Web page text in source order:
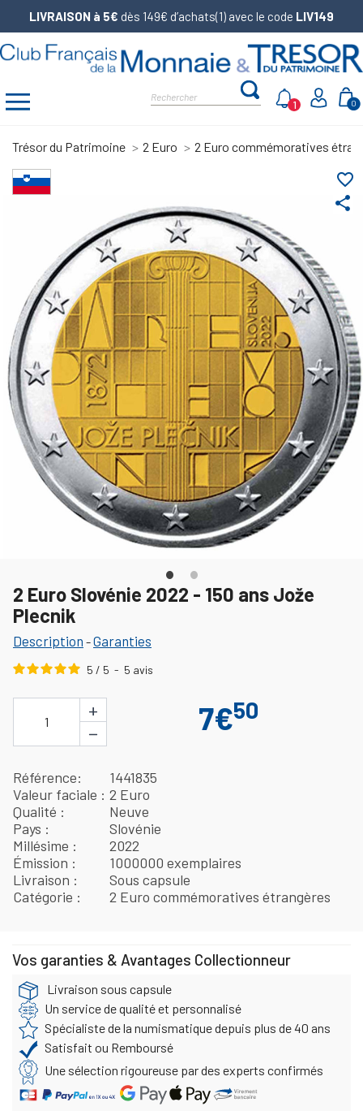
LIVRAISON à 5€ dès 149€ d’achats(1) avec le code LIV149
0
1
Trésor du Patrimoine 2 Euro 2 Euro commémoratives
share
favorite_border
2 Euro Slovénie 2022 - 150 ans Jože
Plecnik
Description -Garanties
5 / 5 - 5 avis
1
+
−
7€50
Référence
1441835
Valeur faciale
2 Euro
Qualité
Neuve
Pays
Slovénie
Millésime
2022
Émission
1000000 exemplaires
Livraison
Sous capsule
Catégorie
2 Euro commémoratives étrangères
Vos garanties & Avantages Collectionneur
Livraison sous capsule
Un service de qualité et personnalisé
Spécialiste de la numismatique depuis plus de 40 ans
Satisfait ou Remboursé
Une sélection rigoureuse par des experts confirmés